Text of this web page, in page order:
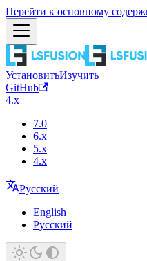
Перейти к основному
УстановитьИзучить
GitHub
4.x
7.0
6.x
5.x
4.x
Русский
English
Русский